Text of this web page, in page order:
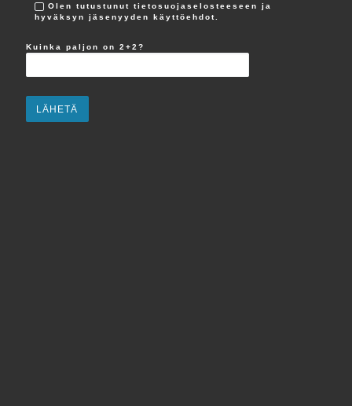
Olen tutustunut tietosuojaselosteeseen ja
hyväksyn jäsenyyden käyttöehdot.
Kuinka paljon on 2+2?